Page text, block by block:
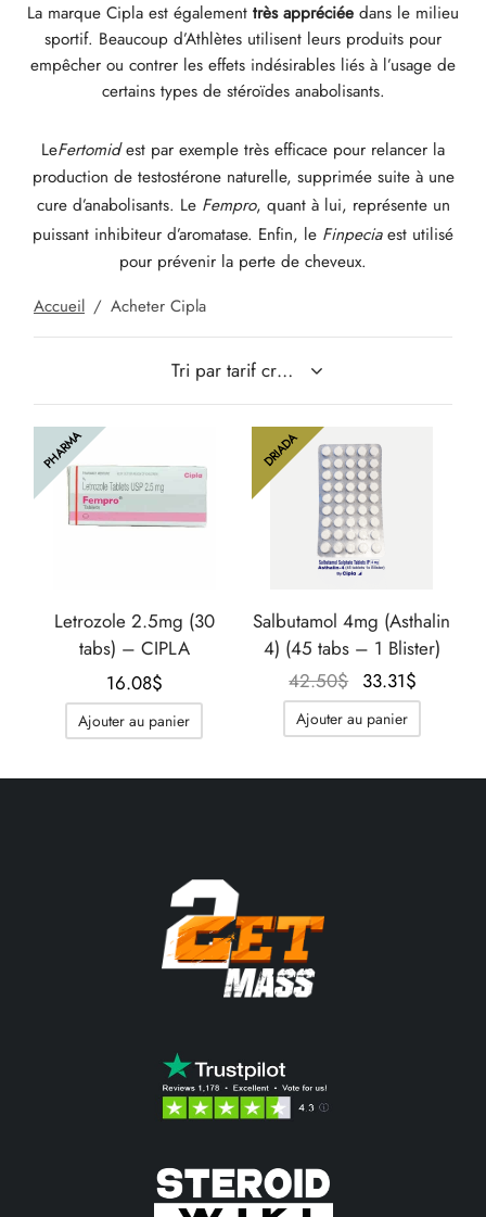
La marque Cipla est également très appréciée dans le milieu
sportif. Beaucoup d’Athlètes utilisent leurs produits pour
empêcher ou contrer les effets indésirables liés à l’usage de
certains types de stéroïdes anabolisants.
LeFertomidest par exemple très efficace pour relancer la
production de testostérone naturelle, supprimée suite à une
cure d’anabolisants. Le Fempro, quant à lui, représente un
puissant inhibiteur d’aromatase. Enfin, le Finpeciaest utilisé
pour prévenir la perte de cheveux.
Accueil / Acheter Cipla
PHARMA
Letrozole 2.5mg (30
tabs) – CIPLA
16.08$
Ajouter au panier
DRIADA
Salbutamol 4mg (Asthalin
4) (45 tabs – 1 Blister)
42.50$
Le prix
initial
était :
33.31$
Ajouter au panier
PHARMA 🇪🇺
/ SOMATROP 🇪🇺
PHARMA 🇪🇺
PHARMA 🇪🇺🌍
/ GENETIC 🇪🇺
🇪🇺
/ PHARMACOM INT. 🌍
SHREE/ POWERBOLIC – Asia 🇺🇸 🌍
Phenylpropionate (NPP)
Injectable (Methenolone)
Acetate (MENT)
Injectable (Stanozolol)
Sustanon
Undecanoate
Trenbolone (Oral)
Oral (Methenolone Acetate)
(Sibutramine)
Oral
(Stanozolol) Oral
(Mesterolone)
Foie
Sexuelles
Fragment
(L-Carnitine)
(Ozempic)
Alpha
Beta TB-500
(Mounjaro)
(Mounjaro)
– Stenabolic
Colis
(USA)
(USA)